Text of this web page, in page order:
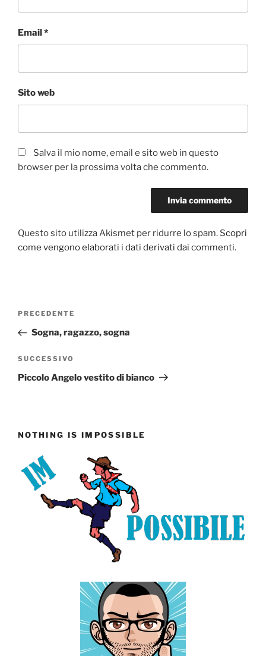
Email*
Sito web
Salva il mio nome, email e sito web in questo
browser per la prossima volta che commento.
Questo sito utilizza Akismet per ridurre lo spam. Scopri
come vengono elaborati i dati derivati dai commenti.
Navigazione
Articolo
precedente:
PRECEDENTE
Sogna, ragazzo, sogna
Articolo
successivo
SUCCESSIVO
Piccolo Angelo vestito di bianco
NOTHING IS IMPOSSIBLE